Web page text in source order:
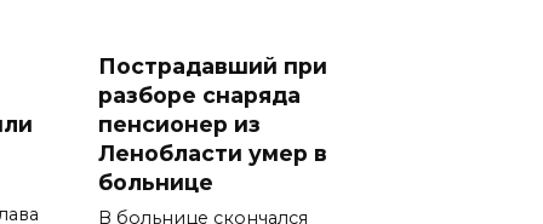
Пострадавший при
разборе снаряда
пенсионер из
Ленобласти умер в
больнице
В больнице скончался